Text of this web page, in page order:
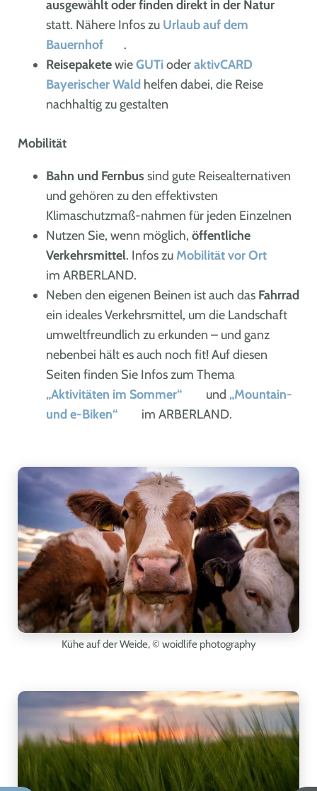
ausgewählt oder finden direkt in der Natur
statt. Nähere Infos zu Urlaub auf dem
Bauernhof
.
ReisepaketewieGUTioderaktivCARD
Bayerischer Wald helfen dabei, die Reise
nachhaltig zu gestalten
Mobilität
Bahn und Fernbus sind gute Reisealternativen
und gehören zu den effektivsten
Klimaschutzmaß-nahmen für jeden Einzelnen
Nutzen Sie, wenn möglich, öffentliche
Verkehrsmittel. Infos zu Mobilität vor Ort
im ARBERLAND.
Neben den eigenen Beinen ist auch das Fahrrad
ein ideales Verkehrsmittel, um die Landschaft
umweltfreundlich zu erkunden – und ganz
nebenbei hält es auch noch fit! Auf diesen
Seiten finden Sie Infos zum Thema
„Aktivitäten im Sommer“
und „Mountain-
und e-Biken“
im ARBERLAND.
Kühe auf der Weide,© woidlife photography